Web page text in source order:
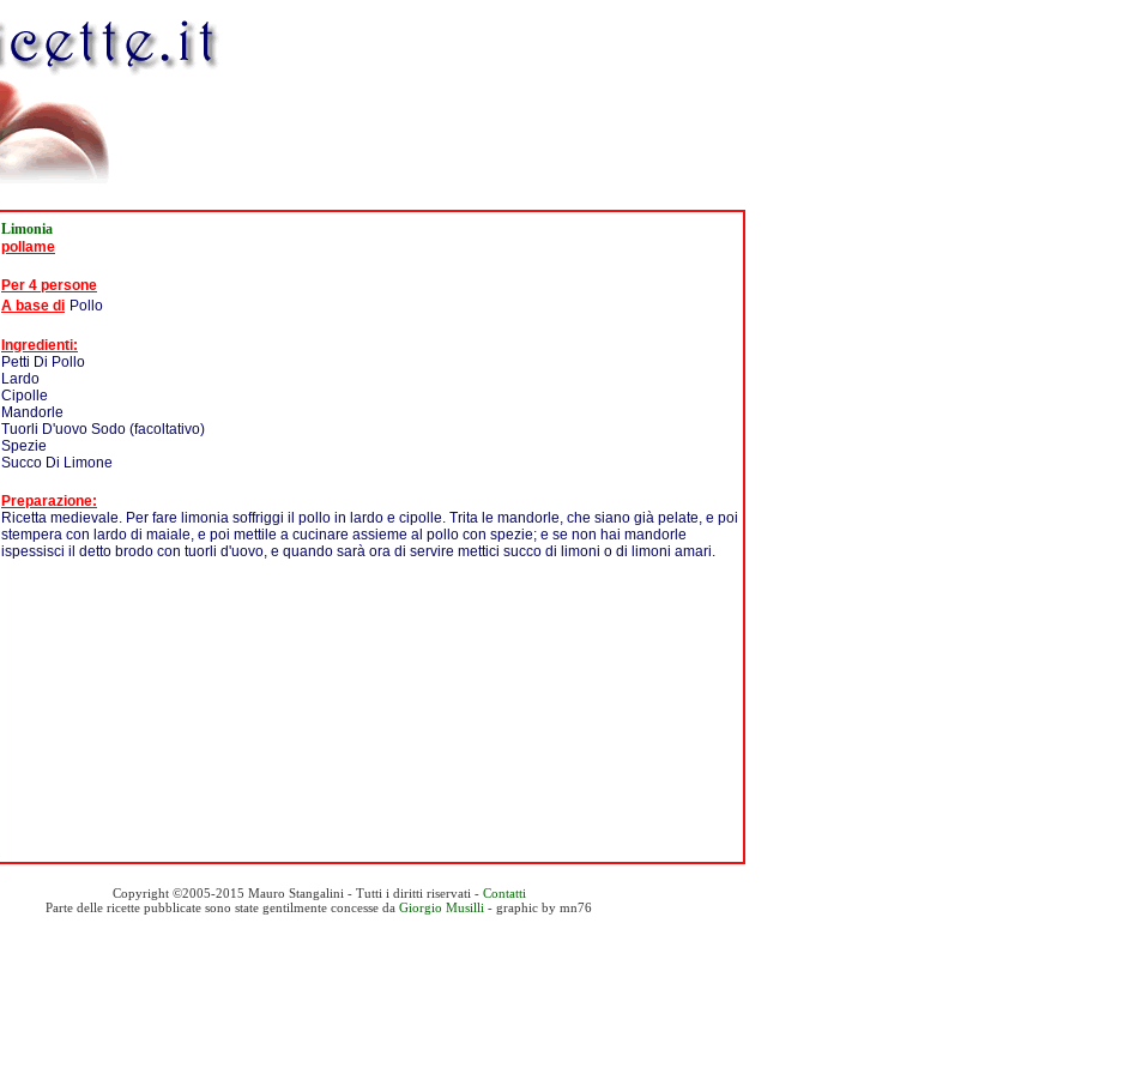
Limonia
pollame
Per 4 persone
A base di Pollo
Ingredienti:
Petti Di Pollo
Lardo
Cipolle
Mandorle
Tuorli D'uovo Sodo (facoltativo)
Spezie
Succo Di Limone
Preparazione:
Ricetta medievale. Per fare limonia soffriggi il pollo in lardo e cipolle. Trita le mandorle, che siano già pelate, e poi
stempera con lardo di maiale, e poi mettile a cucinare assieme al pollo con spezie; e se non hai mandorle
ispessisci il detto brodo con tuorli d'uovo, e quando sarà ora di servire mettici succo di limoni o di limoni amari.
Copyright ©2005-2015 Mauro Stangalini - Tutti i diritti riservati - Contatti
Parte delle ricette pubblicate sono state gentilmente concesse da Giorgio Musilli - graphic by mn76